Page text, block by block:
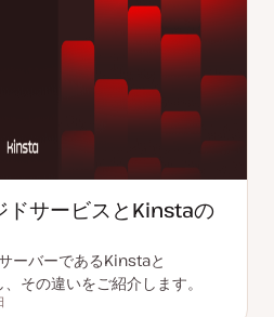
ドサービスとKinstaの
ーバーであるKinstaと
その違いをご紹介します。